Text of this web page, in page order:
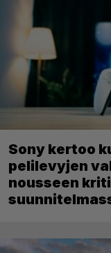
Sony kertoo
pelilevyjen
nousseen